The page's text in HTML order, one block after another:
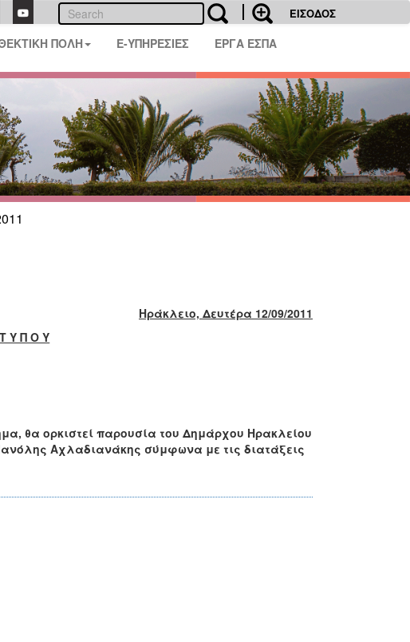
ΕΙΣΟΔΟΣ
ΠΟΛΗ E-ΥΠΗΡΕΣΙΕΣ ΕΡΓΑ ΕΣΠΑ
Ηράκλειο, Δευτέρα 12/09/2011
Υ Π Ο Υ
θα ορκιστεί παρουσία του Δημάρχου Ηρακλείου
Αχλαδιανάκης σύμφωνα με τις διατάξεις